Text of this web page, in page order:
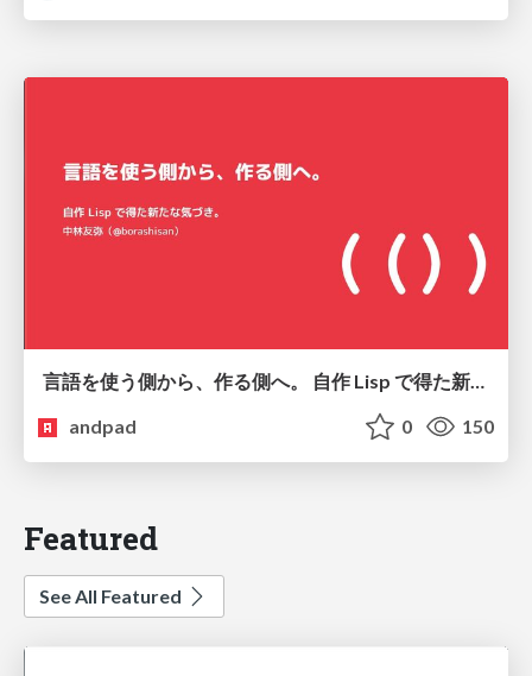
言語を使う側から、作る側へ。 自作 Lisp で得た新たな気づき。
andpad
0 150
Featured
See All Featured